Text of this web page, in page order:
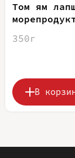
Том ям
350г
В